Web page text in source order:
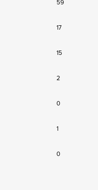
17
15
2
0
1
0